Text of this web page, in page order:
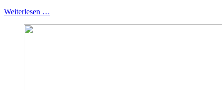
Weiterlesen …